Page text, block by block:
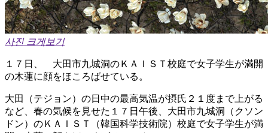
사진 크게보기
１７日、 大田市九城洞のＫＡＩＳＴ校庭で女子学生が満開
の木蓮に顔をほころばせている。
大田（テジョン）の日中の最高気温が摂氏２１度まで上がる
など、春の気候を見せた１７日午後、大田市九城洞（クソン
ドン）のＫＡＩＳＴ（韓国科学技術院）校庭で女子学生が満